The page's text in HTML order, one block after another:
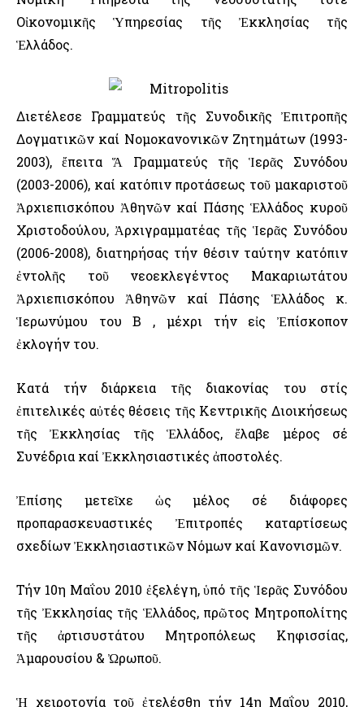
Οἰκονομικῆς Ὑπηρεσίας τῆς Ἐκκλησίας τῆς
Ἑλλάδος.
Διετέλεσε Γραμματεύς τῆς Συνοδικῆς Ἐπιτροπῆς
Δογματικῶν καί Νομοκανονικῶν Ζητημάτων (1993-
2003), ἔπειτα Ἅ Γραμματεύς τῆς Ἱερᾶς Συνόδου
(2003-2006), καί κατόπιν προτάσεως τοῦ μακαριστοῦ
Ἀρχιεπισκόπου Ἀθηνῶν καί Πάσης Ἑλλάδος κυροῦ
Χριστοδούλου, Ἀρχιγραμματέας τῆς Ἱερᾶς Συνόδου
(2006-2008), διατηρήσας τήν θέσιν ταύτην κατόπιν
ἐντολῆς τοῦ νεοεκλεγέντος Μακαριωτάτου
Ἀρχιεπισκόπου Ἀθηνῶν καί Πάσης Ἑλλάδος κ.
Ἱερωνύμου του Β , μέχρι τήν εἰς Ἐπίσκοπον
ἐκλογήν του.
Κατά τήν διάρκεια τῆς διακονίας του στίς
ἐπιτελικές αὐτές θέσεις τῆς Κεντρικῆς Διοικήσεως
τῆς Ἐκκλησίας τῆς Ἑλλάδος, ἔλαβε μέρος σέ
Συνέδρια καί Ἐκκλησιαστικές ἀποστολές.
Ἐπίσης μετεῖχε ὡς μέλος σέ διάφορες
προπαρασκευαστικές Ἐπιτροπές καταρτίσεως
σχεδίων Ἐκκλησιαστικῶν Νόμων καί Κανονισμῶν.
Τήν 10η Μαΐου 2010 ἐξελέγη, ὑπό τῆς Ἱερᾶς Συνόδου
τῆς Ἐκκλησίας τῆς Ἑλλάδος, πρῶτος Μητροπολίτης
τῆς ἀρτισυστάτου Μητροπόλεως Κηφισσίας,
Ἁμαρουσίου & Ὠρωποῦ.
Ἡ χειροτονία τοῦ ἐτελέσθη τήν 14η Μαΐου 2010,